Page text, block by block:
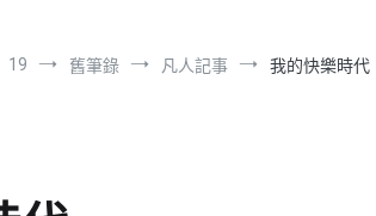
19 舊筆錄 凡人記事 我的快樂時代